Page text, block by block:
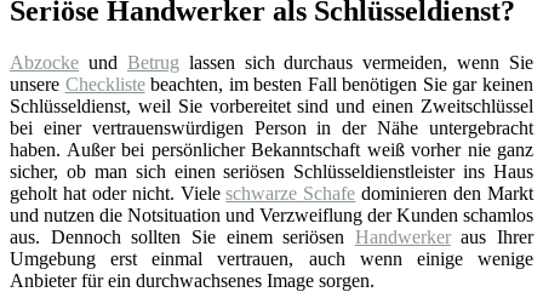
Seriöse Handwerker als Schlüsseldienst?
Abzocke und Betrug lassen sich durchaus vermeiden, wenn Sie
unsere Checklistebeachten, im besten Fall benötigen Sie gar keinen
Schlüsseldienst, weil Sie vorbereitet sind und einen Zweitschlüssel
bei einer vertrauenswürdigen Person in der Nähe untergebracht
haben. Außer bei persönlicher Bekanntschaft weiß vorher nie ganz
sicher, ob man sich einen seriösen Schlüsseldienstleister ins Haus
geholt hat oder nicht. Vieleschwarze Schafe dominieren den Markt
und nutzen die Notsituation und Verzweiflung der Kunden schamlos
aus. Dennoch sollten Sie einem seriösen Handwerkeraus Ihrer
Umgebung erst einmal vertrauen, auch wenn einige wenige
Anbieter für ein durchwachsenes Image sorgen.